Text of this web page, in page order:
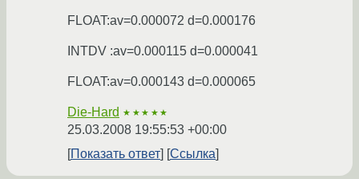
FLOAT:av=0.000072 d=0.000176
INTDV :av=0.000115 d=0.000041
FLOAT:av=0.000143 d=0.000065
Die-Hard ★★★★★
25.03.2008 19:55:53 +00:00
Показать ответ
Ссылка